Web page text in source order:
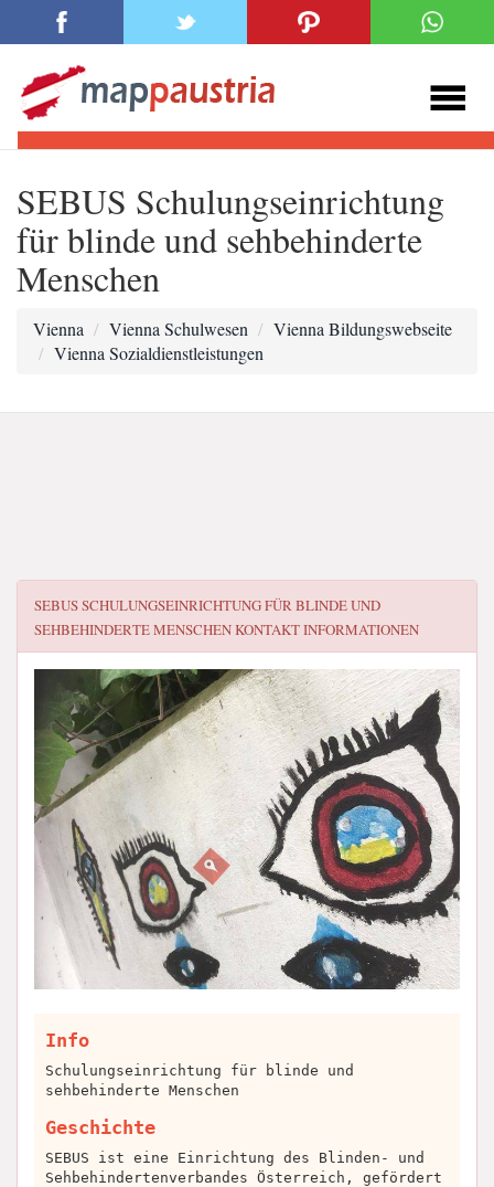
SEBUS Schulungseinrichtung
für blinde und sehbehinderte
Menschen
Vienna Vienna Schulwesen
Vienna Bildungswebseite
Vienna Sozialdienstleistungen
SEBUS SCHULUNGSEINRICHTUNG FÜR BLINDE UND
SEHBEHINDERTE MENSCHENKONTAKT INFORMATIONEN
Info
Schulungseinrichtung für blinde und
sehbehinderte Menschen
Geschichte
SEBUS ist eine Einrichtung des Blinden- und
Sehbehindertenverbandes Österreich, gefördert